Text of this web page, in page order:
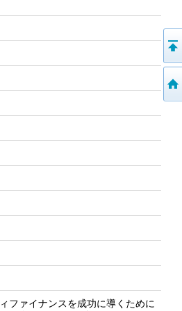
ファイナンスを成功に導くために